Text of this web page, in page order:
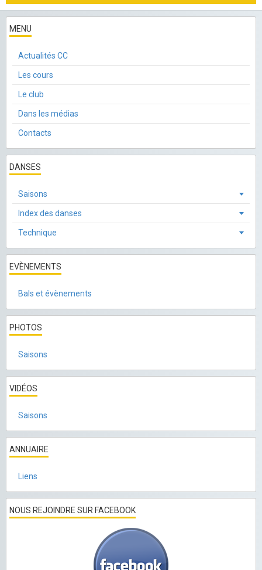
MENU
Actualités CC
Les cours
Le club
Dans les médias
Contacts
DANSES
Saisons
Index des danses
Technique
EVÈNEMENTS
Bals et évènements
PHOTOS
Saisons
VIDÉOS
Saisons
ANNUAIRE
Liens
NOUS REJOINDRE SUR FACEBOOK